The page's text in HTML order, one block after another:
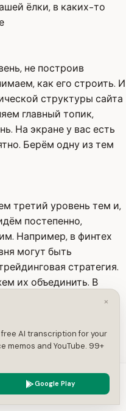
ёлки, в каких-то
не построив
как его строить. И
структуры сайта
главный топик,
На экране у вас есть
Берём одну из тем
третий уровень тем и,
постепенно,
Например, в финтех
могут быть
стратегия.
их объединить. В
топики второго
каркасные дома.
прорабатывать
потом другой.
по брусовым домам,
и только потом
×
AI transcription for your
memos and YouTube. 99+
Google Play